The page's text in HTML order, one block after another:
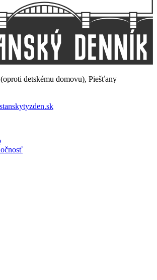
detskému domovu), Piešťany